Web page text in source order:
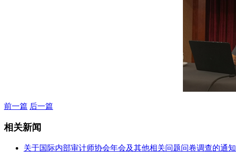
前一篇 后一篇
相关新闻
关于国际内部审计师协会年会及其他相关问题问卷调查的通知